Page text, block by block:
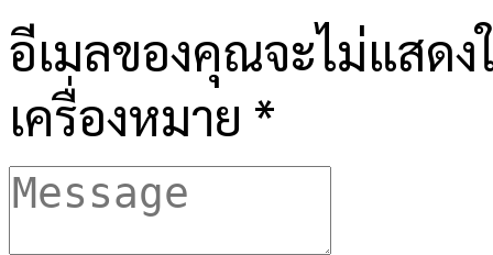
อีเมลของคุณจะไม่แสด
เครื่องหมาย *